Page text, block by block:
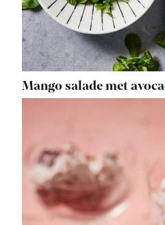
Mango salade met